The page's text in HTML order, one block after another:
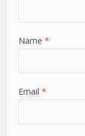
Name*
Email*